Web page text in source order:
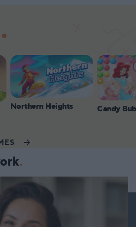
Northern Heights Candy